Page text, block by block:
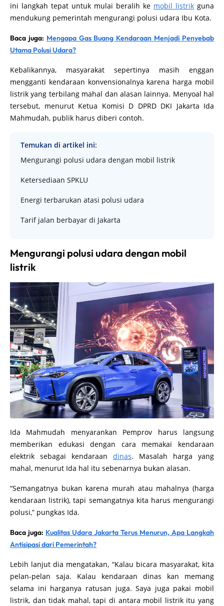
ini langkah tepat untuk mulai beralih ke mobil listrik guna
mendukung pemerintah mengurangi polusi udara Ibu Kota.
Baca juga: Mengapa Gas Buang Kendaraan Menjadi Penyebab
Utama Polusi Udara?
Kebalikannya, masyarakat sepertinya masih enggan
mengganti kendaraan konvensionalnya karena harga mobil
listrik yang terbilang mahal dan alasan lainnya. Menyoal hal
tersebut, menurut Ketua Komisi D DPRD DKI Jakarta Ida
Mahmudah, publik harus diberi contoh.
Temukan di artikel ini:
Mengurangi polusi udara dengan mobil listrik
Ketersediaan SPKLU
Energi terbarukan atasi polusi udara
Tarif jalan berbayar di Jakarta
Mengurangi polusi udara dengan mobil
listrik
Ida Mahmudah menyarankan Pemprov harus langsung
memberikan edukasi dengan cara memakai kendaraan
elektrik sebagai kendaraan dinas. Masalah harga yang
mahal, menurut Ida hal itu sebenarnya bukan alasan.
“Semangatnya bukan karena murah atau mahalnya (harga
kendaraan listrik), tapi semangatnya kita harus mengurangi
polusi,” pungkas Ida.
Baca juga: Kualitas Udara Jakarta Terus Menurun, Apa Langkah
Antisipasi dari Pemerintah?
Lebih lanjut dia mengatakan, “Kalau bicara masyarakat, kita
pelan-pelan saja. Kalau kendaraan dinas kan memang
selama ini harganya ratusan juga. Saya juga pakai mobil
listrik, dan tidak mahal, tapi di antara mobil listrik itu yang